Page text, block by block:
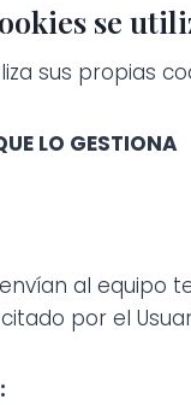
se
sus propias
LO GESTIONA
al equipo
por el